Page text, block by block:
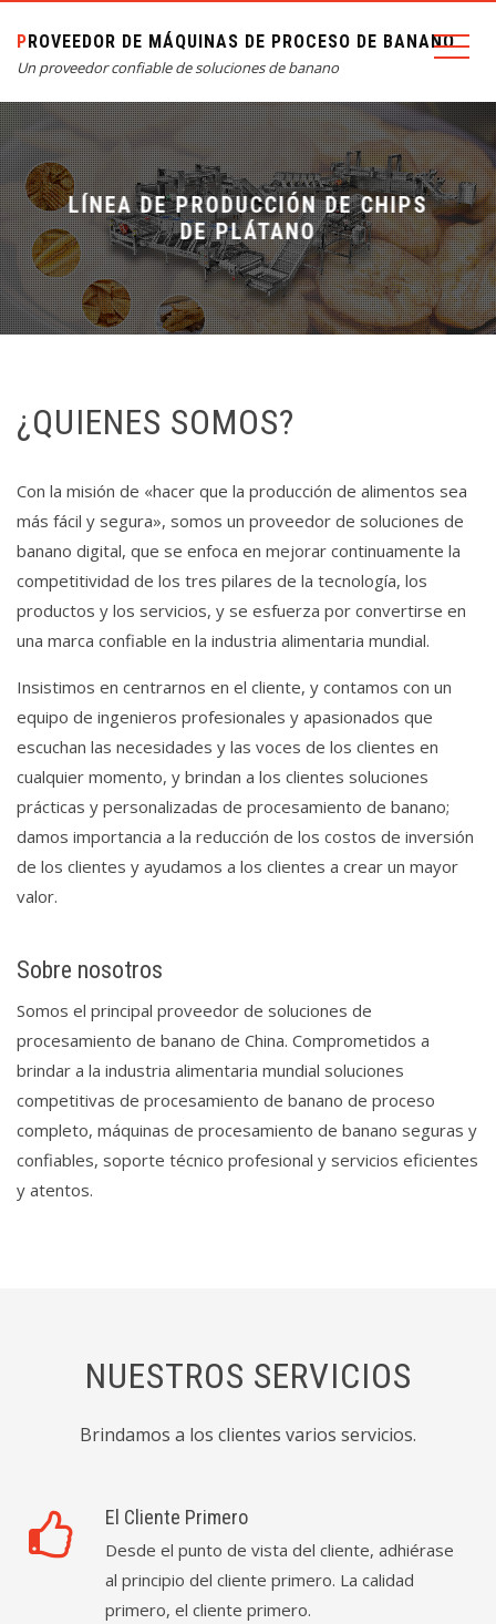
PROVEEDOR DE MÁQUINAS DE PROCESO DE BANANO
Un proveedor confiable de soluciones de banano
LÍNEA DE PRODUCCIÓN DE CHIPS
DE PLÁTANO
¿QUIENES SOMOS?
Con la misión de «hacer que la producción de alimentos sea
más fácil y segura», somos un proveedor de soluciones de
banano digital, que se enfoca en mejorar continuamente la
competitividad de los tres pilares de la tecnología, los
productos y los servicios, y se esfuerza por convertirse en
una marca confiable en la industria alimentaria mundial.
Insistimos en centrarnos en el cliente, y contamos con un
equipo de ingenieros profesionales y apasionados que
escuchan las necesidades y las voces de los clientes en
cualquier momento, y brindan a los clientes soluciones
prácticas y personalizadas de procesamiento de banano;
damos importancia a la reducción de los costos de inversión
de los clientes y ayudamos a los clientes a crear un mayor
valor.
Sobre nosotros
Somos el principal proveedor de soluciones de
procesamiento de banano de China. Comprometidos a
brindar a la industria alimentaria mundial soluciones
competitivas de procesamiento de banano de proceso
completo, máquinas de procesamiento de banano seguras y
confiables, soporte técnico profesional y servicios eficientes
y atentos.
NUESTROS SERVICIOS
Brindamos a los clientes varios servicios.
El Cliente Primero
Desde el punto de vista del cliente, adhiérase
al principio del cliente primero. La calidad
primero, el cliente primero.